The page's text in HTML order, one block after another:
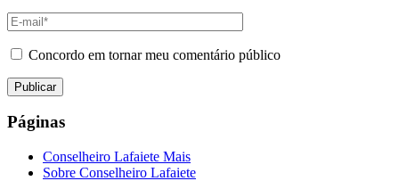
Concordo em tornar meu comentário público
Páginas
Conselheiro Lafaiete Mais
Sobre Conselheiro Lafaiete